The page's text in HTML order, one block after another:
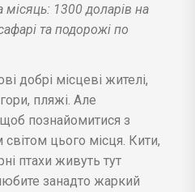
місяць: 1300 доларів на
та подорожі по
добрі місцеві жителі,
пляжі. Але
познайомитися з
цього місця. Кити,
птахи живуть тут
занадто жаркий